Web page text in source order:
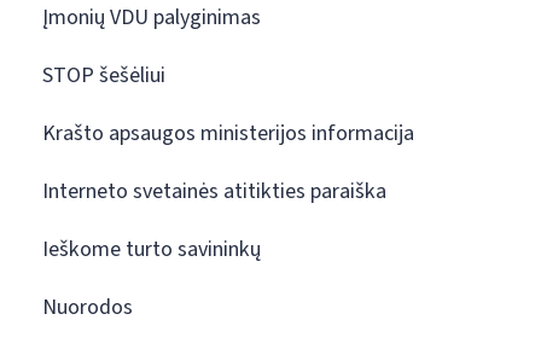
Įmonių VDU palyginimas
STOP šešėliui
Krašto apsaugos ministerijos informacija
Interneto svetainės atitikties paraiška
Ieškome turto savininkų
Nuorodos